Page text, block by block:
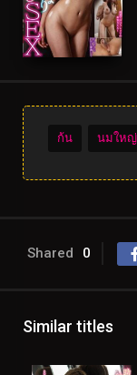
ก้น นมใหญ่
Shared 0
Similar titles